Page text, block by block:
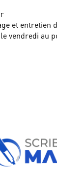
et entretien
vendredi au